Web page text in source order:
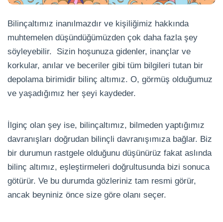
Bilinçaltımız inanılmazdır ve kişiliğimiz hakkında
muhtemelen düşündüğümüzden çok daha fazla şey
söyleyebilir. Sizin hoşunuza gidenler, inançlar ve
korkular, anılar ve beceriler gibi tüm bilgileri tutan bir
depolama birimidir bilinç altımız. O, görmüş olduğumuz
ve yaşadığımız her şeyi kaydeder.
İlginç olan şey ise, bilinçaltımız, bilmeden yaptığımız
davranışları doğrudan bilinçli davranışımıza bağlar. Biz
bir durumun rastgele olduğunu düşünürüz fakat aslında
bilinç altımız, eşleştirmeleri doğrultusunda bizi sonuca
götürür. Ve bu durumda gözleriniz tam resmi görür,
ancak beyniniz önce size göre olanı seçer.